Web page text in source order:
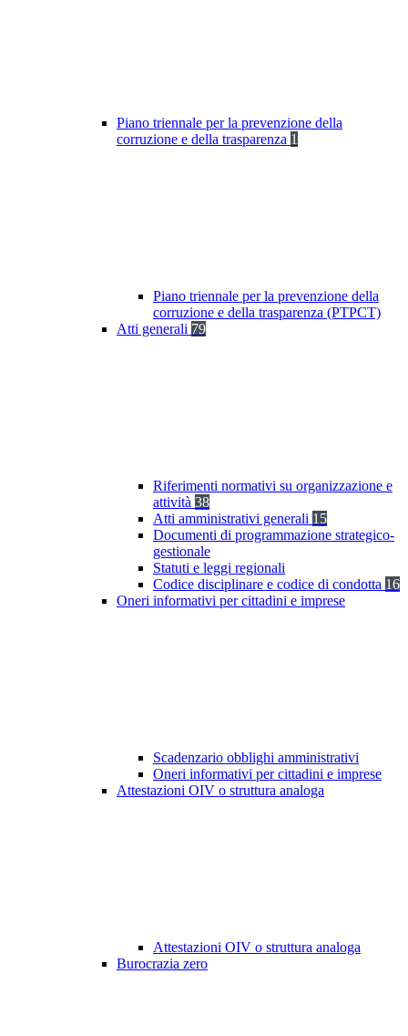
Piano triennale per la prevenzione della
corruzione e della trasparenza 1
Piano triennale per la prevenzione della
corruzione e della trasparenza (PTPCT)
Atti generali 79
Riferimenti normativi su organizzazione e
attività 38
Atti amministrativi generali 15
Documenti di programmazione strategico-
gestionale
Statuti e leggi regionali
Codice disciplinare e codice di condotta 16
Oneri informativi per cittadini e imprese
Scadenzario obblighi amministrativi
Oneri informativi per cittadini e imprese
Attestazioni OIV o struttura analoga
Attestazioni OIV o struttura analoga
Burocrazia zero